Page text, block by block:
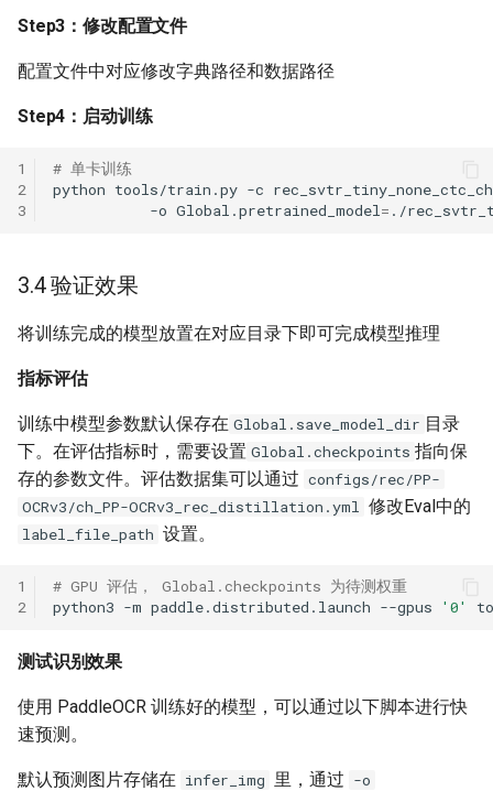
Step3：修改配置文件
配置文件中对应修改字典路径和数据路径
Step4：启动训练
1
2
3
# 单卡训练
python tools/train.py -c
-o Global.pretrained_model=
3.4 验证效果
将训练完成的模型放置在对应目录下即可完成模型推理
指标评估
训练中模型参数默认保存在 Global.save_model_dir 目录
下。在评估指标时，需要设置 Global.checkpoints 指向保
存的参数文件。评估数据集可以通过 configs/rec/PP-
OCRv3/ch_PP-OCRv3_rec_distillation.yml
修改Eval中的
label_file_path 设置。
1
2
# GPU 评估， Global.checkpoints 为待测权重
python3 -m paddle.distributed.launch --gpus '0'
测试识别效果
使用 PaddleOCR 训练好的模型，可以通过以下脚本进行快
速预测。
默认预测图片存储在 infer_img 里，通过 -o